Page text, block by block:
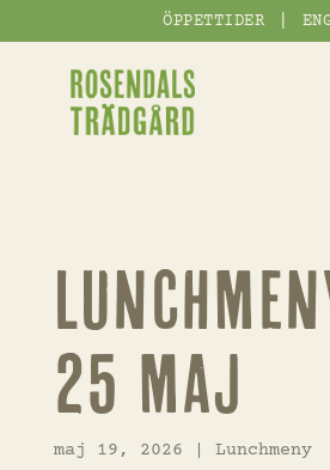
ÖPPETTIDER
25 MAJ
maj 19, 2026 Lunchmeny